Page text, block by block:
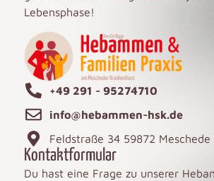
Lebensphase!
+49 291 - 95274710
info@hebammen-hsk.de
Feldstraße 34 59872 Meschede
Kontaktformular
Du hast eine Frage zu unserer